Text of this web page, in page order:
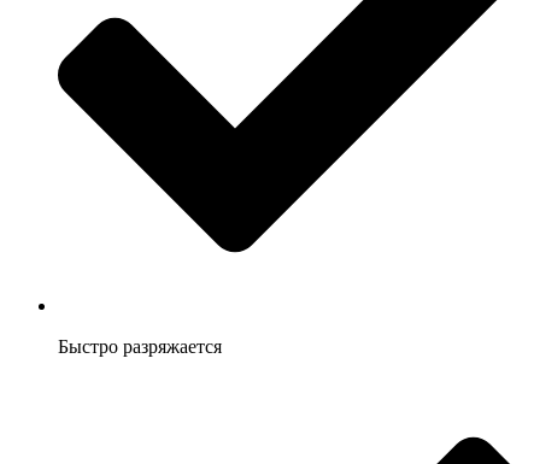
Быстро разряжается